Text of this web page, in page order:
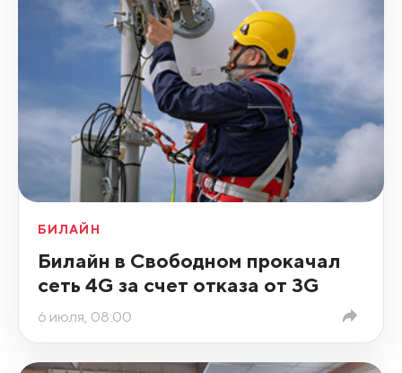
БИЛАЙН
Билайн в Свободном прокачал
сеть 4G за счет отказа от 3G
6 июля, 08:00